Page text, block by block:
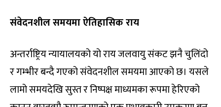
संवेदनशील समयमा ऐतिहासिक राय
अन्तर्राष्ट्रिय न्यायालयको यो राय जलवायु संकट झनै चुलिंदो
र गम्भीर बन्दै गएको संवेदनशील समयमा आएको छ। यसले
लामो समयदेखि सुस्त र निष्पक्ष माध्यमका रूपमा हेरिएको